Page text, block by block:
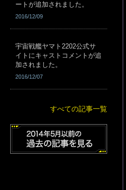
ートが追加されました。
2016/12/09
宇宙戦艦ヤマト2202公式サ
イトにキャストコメントが追
加されました。
2016/12/07
すべての記事一覧